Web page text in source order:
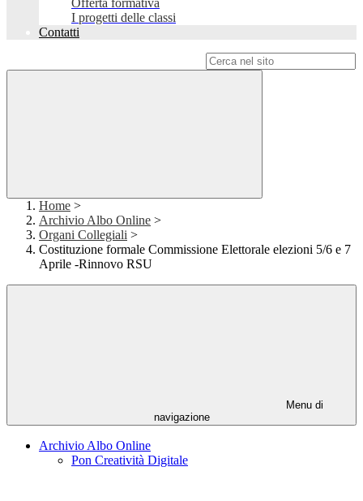
Offerta formativa
I progetti delle classi
Contatti
Home >
Archivio Albo Online >
Organi Collegiali >
Costituzione formale Commissione Elettorale elezioni 5/6 e 7
Aprile -Rinnovo RSU
Menu di
navigazione
Archivio Albo Online
Pon Creatività Digitale